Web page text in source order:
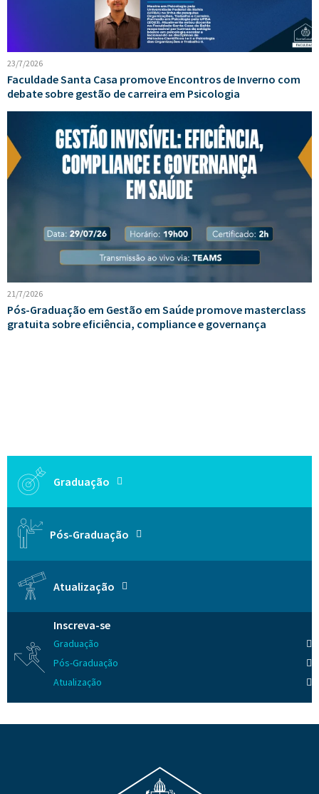
23/7/2026
Faculdade Santa Casa promove Encontros de Inverno com
debate sobre gestão de carreira em Psicologia
21/7/2026
Pós-Graduação em Gestão em Saúde promove masterclass
gratuita sobre eficiência, compliance e governança
Graduação
Pós-Graduação
Atualização
Inscreva-se
Graduação
Pós-Graduação
Atualização